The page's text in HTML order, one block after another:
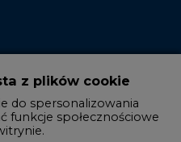
z plików cookie
do spersonalizowania
funkcje społecznościowe